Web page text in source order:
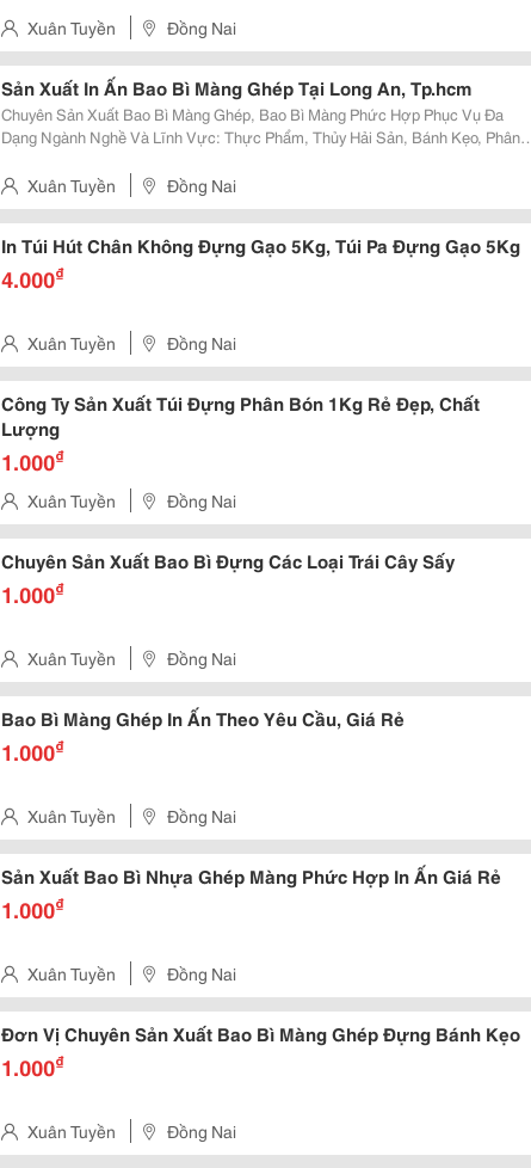
Màng Nước Mía, Bánh Kẹo, Trà, Cà Phê, Mì Gói,...
Xuân Tuyền Đồng Nai
Sản Xuất In Ấn Bao Bì Màng Ghép Tại Long An, Tp.hcm
Chuyên Sản Xuất Bao Bì Màng Ghép, Bao Bì Màng Phức Hợp Phục Vụ Đa
Dạng Ngành Nghề Và Lĩnh Vực: Thực Phẩm, Thủy Hải Sản, Bánh Kẹo, Phân
Túi Ép 3 Biên, Túi 4 Cạnh, Túi Ép Lưng, Túi...
Xuân Tuyền Đồng Nai
In Túi Hút Chân Không Đựng Gạo 5Kg, Túi Pa Đựng Gạo 5Kg
4.000₫
Xuân Tuyền Đồng Nai
Công Ty Sản Xuất Túi Đựng Phân Bón 1Kg Rẻ Đẹp, Chất
Lượng
1.000₫
Xuân Tuyền Đồng Nai
Chuyên Sản Xuất Bao Bì Đựng Các Loại Trái Cây Sấy
1.000₫
Xuân Tuyền Đồng Nai
Bao Bì Màng Ghép In Ấn Theo Yêu Cầu, Giá Rẻ
1.000₫
Xuân Tuyền Đồng Nai
Sản Xuất Bao Bì Nhựa Ghép Màng Phức Hợp In Ấn Giá Rẻ
1.000₫
Xuân Tuyền Đồng Nai
Đơn Vị Chuyên Sản Xuất Bao Bì Màng Ghép Đựng Bánh Kẹo
1.000₫
Xuân Tuyền Đồng Nai